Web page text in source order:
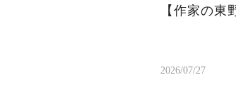
【作家の東
2026/07/27